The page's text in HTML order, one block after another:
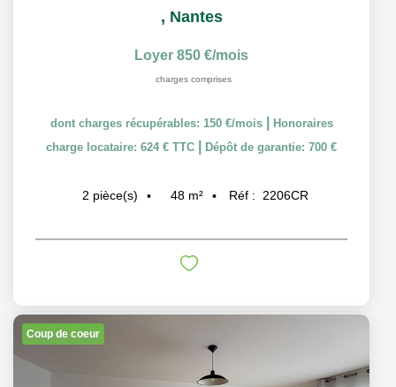
, Nantes
Loyer 850 €/mois
charges comprises
dont charges récupérables: 150 €/mois
Honoraires
charge locataire: 624 € TTC
Dépôt de garantie: 700 €
2 pièce(s) 48 m² Réf : 2206CR
Coup de coeur